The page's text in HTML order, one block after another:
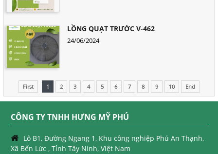
LỒNG QUẠT TRƯỚC V-462
24/06/2024
First 1 2 3 4 5 6 7 8 9 10 End
CÔNG TY TNHH HƯNG MỸ PHÚ
Lô B1, Đường Ngang 1, Khu công nghiệp Phú An Thạnh,
Xã Bến Lức , Tỉnh Tây Ninh, Việt Nam